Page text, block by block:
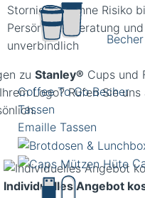
Coffee To Go Becher
Tassen
Emaille Tassen
Stornierung ohne Risiko
Persönliche Beratung
unverbindlich
zu Stanley® Cups und
Logo? Rufen Sie
Individuelles Angebot